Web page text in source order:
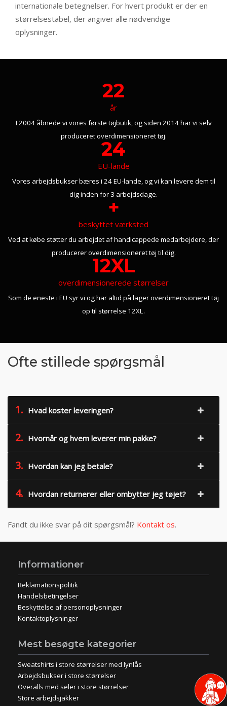
internationale betegnelser. For hvert produkt er der en
størrelsestabel, der angiver alle nødvendige
oplysninger.
22
år
I 2004 åbnede vi vores første tøjbutik, og siden 2014 har vi selv
produceret overdimensioneret tøj.
24
EU-lande
Vores arbejdsbukser bæres i 24 EU-lande, og vi kan levere dem til
dig inden for 3 arbejdsdage.
+
beskyttet værksted
Ved at købe støtter du arbejdet af handicappede medarbejdere, der
producerer overdimensioneret tøj til dig.
12XL
overdimensionerede størrelser
Som de eneste i EU syr vi og har altid på lager overdimensioneret tøj
op til størrelse 12XL.
Ofte stillede spørgsmål
1. Hvad koster leveringen?
2. Hvornår og hvem leverer min pakke?
3. Hvordan kan jeg betale?
4. Hvordan returnerer eller ombytter jeg tøjet?
Fandt du ikke svar på dit spørgsmål? Kontakt os.
Informationer
Reklamationspolitik
Handelsbetingelser
Beskyttelse af personoplysninger
Kontaktoplysninger
Mest besøgte kategorier
Sweatshirts i store størrelser med lynlås
Arbejdsbukser i store størrelser
Overalls med seler i store størrelser
Store arbejdsjakker